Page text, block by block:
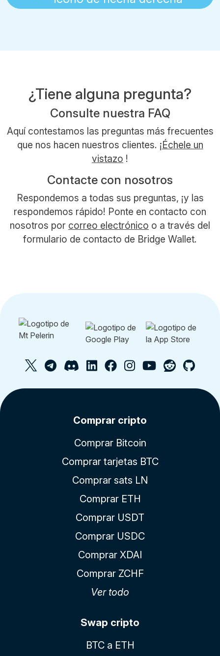
¿Tiene alguna pregunta?
Consulte nuestra FAQ
Aquí contestamos las preguntas más frecuentes
que nos hacen nuestros clientes. ¡Échele un
vistazo !
Contacte con nosotros
Respondemos a todas sus preguntas, ¡y las
respondemos rápido! Ponte en contacto con
nosotros por correo electrónico o a través del
formulario de contacto de Bridge Wallet.
Comprar cripto
Comprar Bitcoin
Comprar tarjetas BTC
Comprar sats LN
Comprar ETH
Comprar USDT
Comprar USDC
Comprar XDAI
Comprar ZCHF
Ver todo
Swap cripto
BTC a ETH